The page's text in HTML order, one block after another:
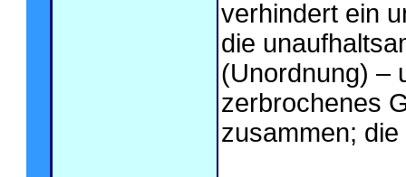
verhindert ein
die
(Unordnung) –
zerbrochenes
zusammen;